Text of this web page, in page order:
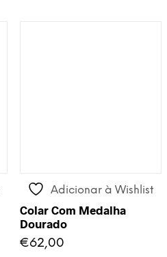
Adicionar à Wishlist
Colar Com Medalha
Dourado
€62,00